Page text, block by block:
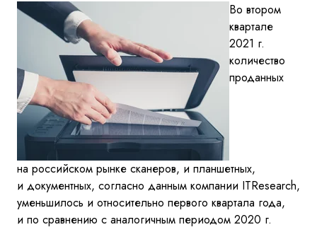
Во втором
квартале
2021 г.
количество
проданных
на российском рынке сканеров, и планшетных,
и документных, согласно данным компании ITResearch,
уменьшилось и относительно первого квартала года,
и по сравнению с аналогичным периодом 2020 г.